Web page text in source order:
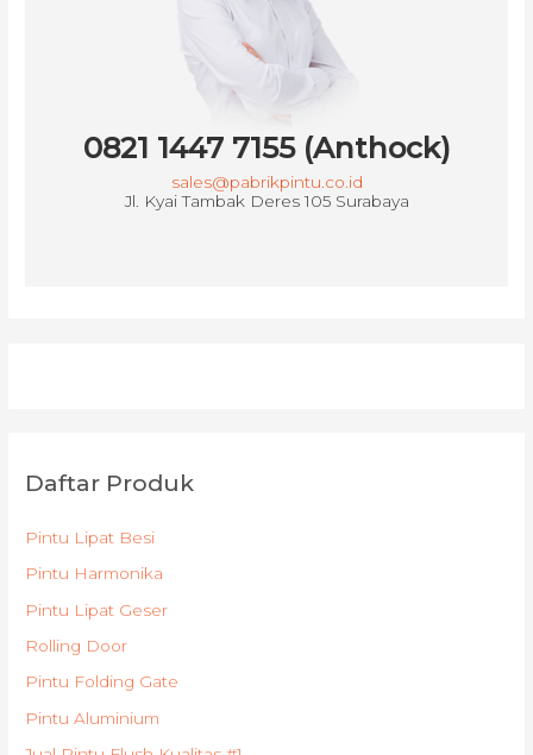
0821 1447 7155 (Anthock)
sales@pabrikpintu.co.id
Jl. Kyai Tambak Deres 105 Surabaya
Daftar Produk
Pintu Lipat Besi
Pintu Harmonika
Pintu Lipat Geser
Rolling Door
Pintu Folding Gate
Pintu Aluminium